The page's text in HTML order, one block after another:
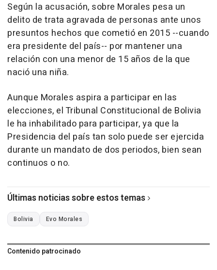
Según la acusación, sobre Morales pesa un
delito de trata agravada de personas ante unos
presuntos hechos que cometió en 2015 --cuando
era presidente del país-- por mantener una
relación con una menor de 15 años de la que
nació una niña.
Aunque Morales aspira a participar en las
elecciones, el Tribunal Constitucional de Bolivia
le ha inhabilitado para participar, ya que la
Presidencia del país tan solo puede ser ejercida
durante un mandato de dos periodos, bien sean
continuos o no.
Últimas noticias sobre estos temas
Bolivia Evo Morales
Contenido patrocinado